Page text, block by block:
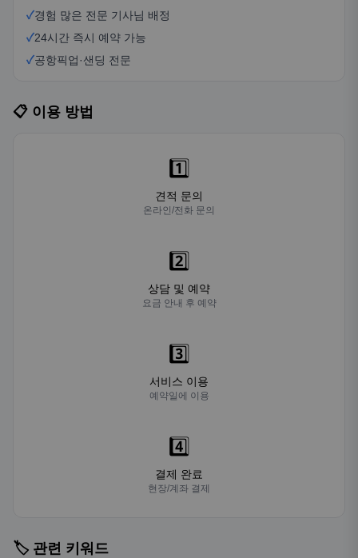
✓경험 많은 전문 기사님 배정
✓24시간 즉시 예약 가능
✓공항픽업·샌딩 전문
📋 이용 방법
1️⃣
견적 문의
온라인/전화 문의
2️⃣
상담 및 예약
요금 안내 후 예약
3️⃣
서비스 이용
예약일에 이용
4️⃣
결제 완료
현장/계좌 결제
🏷️ 관련 키워드